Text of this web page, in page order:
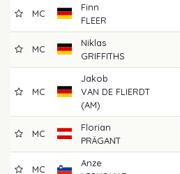
MC
Finn
FLEER
MC
Niklas
GRIFFITHS
MC
Jakob
VAN DE FLIERDT
(AM)
MC
Florian
PRÄGANT
MC
Anze